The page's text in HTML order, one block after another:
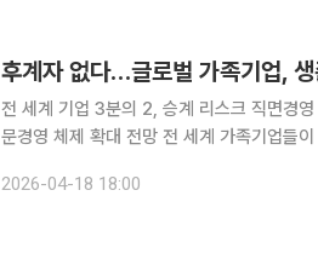
후계자 없다…글로벌 가족기업, 생
전 세계 기업 3분의 2, 승계 리스크 직면경
문경영 체제 확대 전망 전 세계 가족기업들이 대규모 세대교체 국면에 진입하면서 상당수가 생존이
기업 현장에서 승계를 둘러싼 문제가 점차 늘
2026-04-18 18:00